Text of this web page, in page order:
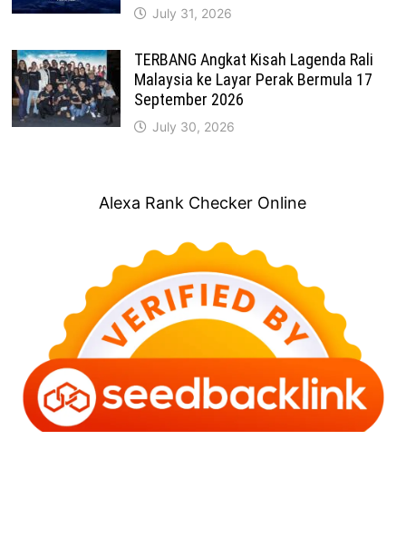
July 31, 2026
TERBANG Angkat Kisah Lagenda Rali
Malaysia ke Layar Perak Bermula 17
September 2026
July 30, 2026
Alexa Rank Checker Online